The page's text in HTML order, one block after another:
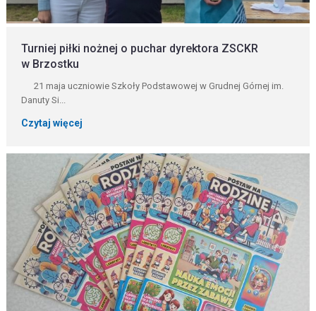
Turniej piłki nożnej o puchar dyrektora ZSCKR
w Brzostku
21 maja uczniowie Szkoły Podstawowej w Grudnej Górnej im.
Danuty Si...
Czytaj więcej